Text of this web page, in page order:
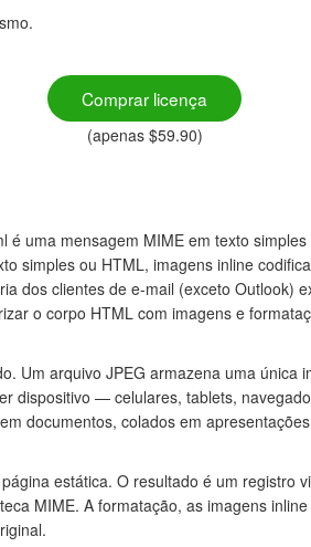
Comprar licença
(apenas $59.90)
é uma mensagem MIME em texto simples
simples ou HTML, imagens inline
dos clientes de e-mail (exceto Outlook)
o corpo HTML com imagens e
Um arquivo JPEG armazena uma única
dispositivo — celulares, tablets,
documentos, colados em
estática. O resultado é um registro
MIME. A formatação, as imagens inline